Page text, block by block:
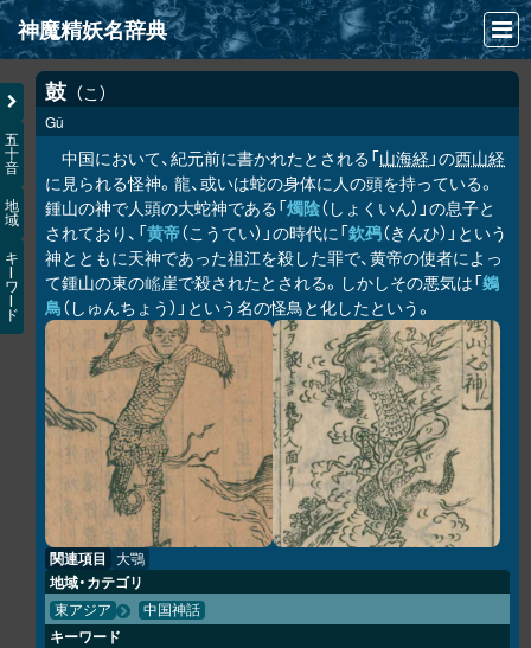
神魔精妖名辞典
NEWS
INFO
文献
検索
凖項目
画像資料便覧
LINK
五
十
音
地
域
キ
ワ
ド
鼓 こ
Gǔ
中国において、紀元前に書かれたとされる「山海経 」の西山経
に見られる怪神。龍、或いは蛇の身体に人の頭を持っている。
鍾山の神で人頭の大蛇神である「燭陰（しょくいん）」の息子と
されており、「黄帝（こうてい）」の時代に「欽䲹（きんひ）」という
神とともに天神であった祖江を殺した罪で、黄帝の使者によっ
て鍾山の東の𡺯崖で殺されたとされる。しかしその悪気は「鵕
鳥（しゅんちょう）」という名の怪鳥と化したという。
関連項目 大鶚
地域・カテゴリ
東アジア 中国神話
キーワード